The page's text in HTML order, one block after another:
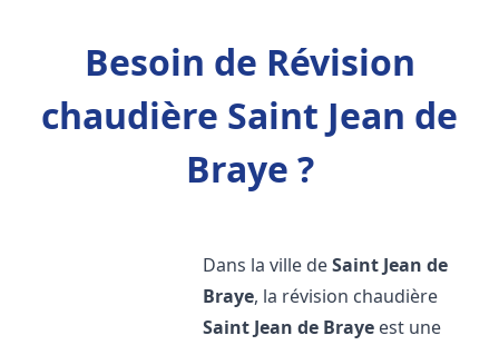
Besoin de Révision
chaudière Saint Jean de
Braye ?
Dans la ville deSaint Jean de
Braye, la révision chaudière
Saint Jean de Braye est une